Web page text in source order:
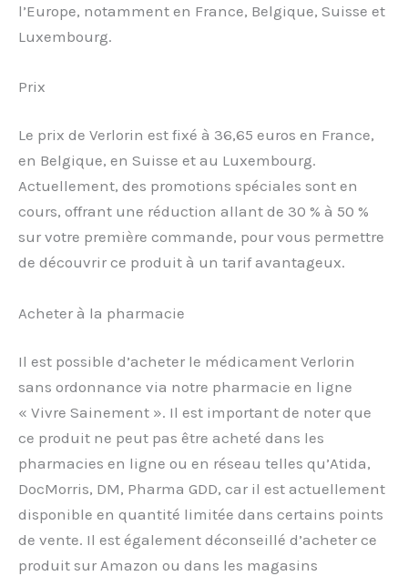
l’Europe, notamment en France, Belgique, Suisse et
Luxembourg.
Prix
Le prix de Verlorin est fixé à 36,65 euros en France,
en Belgique, en Suisse et au Luxembourg.
Actuellement, des promotions spéciales sont en
cours, offrant une réduction allant de 30 % à 50 %
sur votre première commande, pour vous permettre
de découvrir ce produit à un tarif avantageux.
Acheter à la pharmacie
Il est possible d’acheter le médicament Verlorin
sans ordonnance via notre pharmacie en ligne
« Vivre Sainement ». Il est important de noter que
ce produit ne peut pas être acheté dans les
pharmacies en ligne ou en réseau telles qu’Atida,
DocMorris, DM, Pharma GDD, car il est actuellement
disponible en quantité limitée dans certains points
de vente. Il est également déconseillé d’acheter ce
produit sur Amazon ou dans les magasins